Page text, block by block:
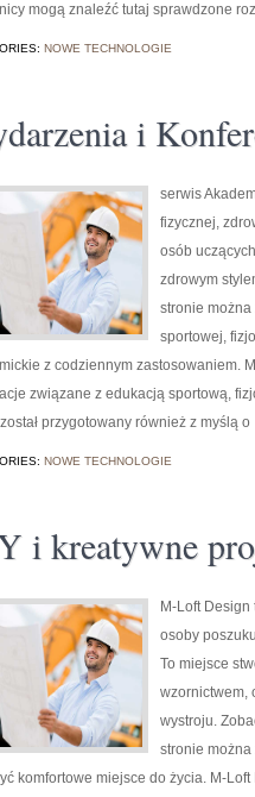
mogą znaleźć tutaj sprawdzone
NOWE TECHNOLOGIE
i
serwis
fizycznej,
osób
zdrowym
stronie można
sportowej,
z codziennym zastosowaniem.
związane z edukacją sportową,
przygotowany również z myślą o
NOWE TECHNOLOGIE
i kreatywne
M-Loft
osoby
To miejsce
wzornictwem,
wystroju.
stronie
komfortowe miejsce do życia. M-